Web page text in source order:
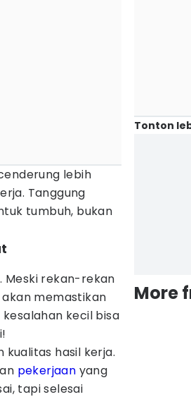
lebih
Tanggung
tumbuh, bukan
Meski rekan-rekan
memastikan
kecil bisa
hasil kerja.
pekerjaan yang
tapi selesai
Tonton
More